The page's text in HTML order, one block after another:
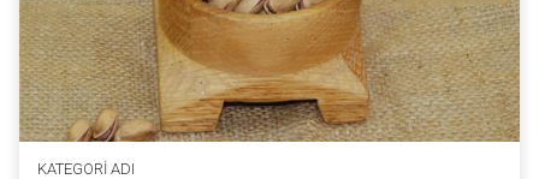
KATEGORI ADI